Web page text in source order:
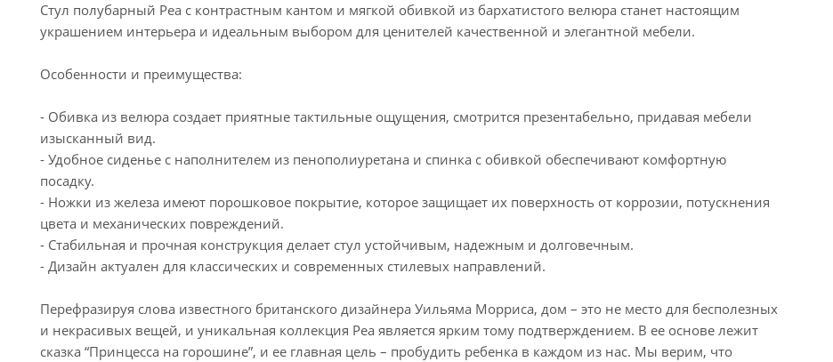
Стул полубарный Pea с контрастным кантом и мягкой обивкой из бархатистого велюра станет настоящим
украшением интерьера и идеальным выбором для ценителей качественной и элегантной мебели.
Особенности и преимущества:
- Обивка из велюра создает приятные тактильные ощущения, смотрится презентабельно, придавая мебели
изысканный вид.
- Удобное сиденье с наполнителем из пенополиуретана и спинка с обивкой обеспечивают комфортную
посадку.
- Ножки из железа имеют порошковое покрытие, которое защищает их поверхность от коррозии, потускнения
цвета и механических повреждений.
- Стабильная и прочная конструкция делает стул устойчивым, надежным и долговечным.
- Дизайн актуален для классических и современных стилевых направлений.
Перефразируя слова известного британского дизайнера Уильяма Морриса, дом – это не место для бесполезных
и некрасивых вещей, и уникальная коллекция Pea является ярким тому подтверждением. В ее основе лежит
сказка “Принцесса на горошине”, и ее главная цель – пробудить ребенка в каждом из нас. Мы верим, что